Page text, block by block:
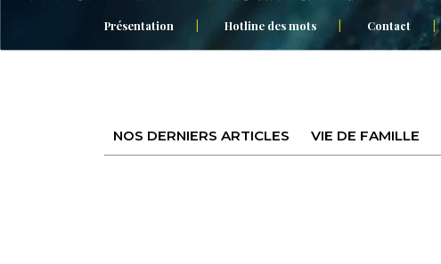
Présentation Hotline des mots Contact
NOS DERNIERS ARTICLES VIE DE FAMILLE